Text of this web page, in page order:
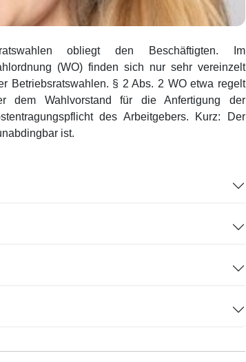
obliegt den Beschäftigten. Im
(WO) finden sich nur sehr vereinzelt
Betriebsratswahlen. § 2 Abs. 2 WO etwa regelt
dem Wahlvorstand für die Anfertigung der
des Arbeitgebers. Kurz: Der
ist.